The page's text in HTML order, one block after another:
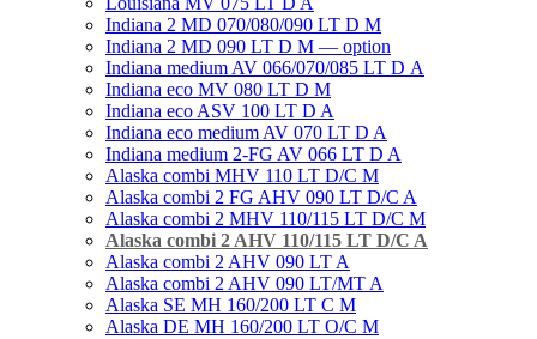
Indiana 2 MD 070/080/090 LT D M
Indiana 2 MD 090 LT D M — option
Indiana medium AV 066/070/085 LT D А
Indiana eco MV 080 LT D M
Indiana eco ASV 100 LT D A
Indiana eco medium AV 070 LT D A
Indiana medium 2-FG AV 066 LT D A
Alaska combi MHV 110 LT D/C M
Alaska combi 2 FG AHV 090 LT D/C A
Alaska combi 2 MHV 110/115 LT D/C M
Alaska combi 2 AHV 110/115 LT D/C A
Alaska combi 2 AHV 090 LT A
Alaska combi 2 AHV 090 LT/MT A
Alaska SE MH 160/200 LT C M
Alaska DE MH 160/200 LT O/C M